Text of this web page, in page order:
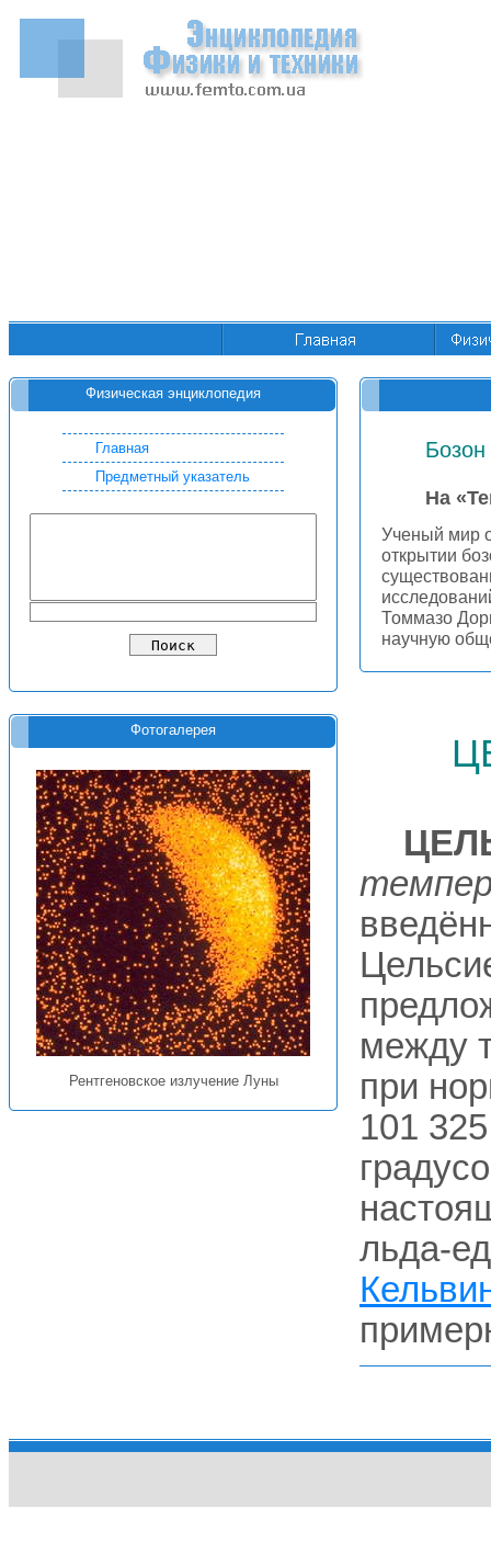
Физическая энциклопедия
Главная
Предметный указатель
Фотогалерея
Рентгеновское излучение Луны
Бозон
На
Ученый мир
открытии
Томмазо
научную
между
при
101
льда-